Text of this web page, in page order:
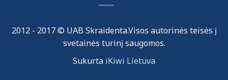
2012 - 2017 © UAB Skraidenta.Visos autorinės teisės į
svetainės turinį saugomos.
Sukurta iKiwi Lietuva